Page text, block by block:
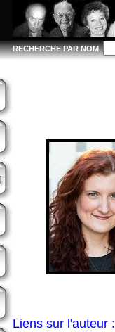
RECHERCHE PAR NOM
Liens sur l'auteur :